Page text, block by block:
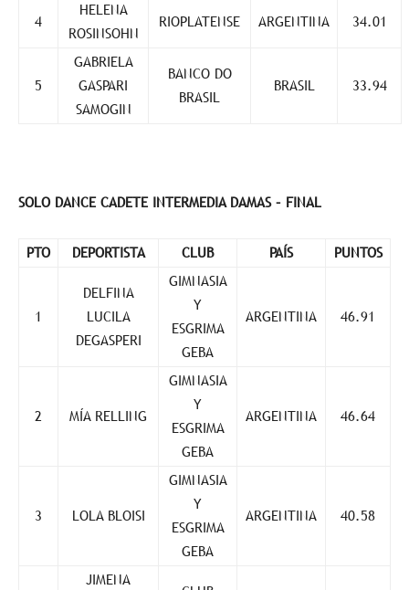
4
HELENA
ROSINSOHN
RIOPLATENSE ARGENTINA 34.01
5
GABRIELA
GASPARI
SAMOGIN
BANCO DO
BRASIL
BRASIL 33.94
SOLO DANCE CADETE INTERMEDIA DAMAS – FINAL
PTO DEPORTISTA CLUB PAÍS PUNTOS
1
DELFINA
LUCILA
DEGASPERI
GIMNASIA
Y
ESGRIMA
GEBA
ARGENTINA 46.91
2 MÍA RELLING
GIMNASIA
Y
ESGRIMA
GEBA
ARGENTINA 46.64
3 LOLA BLOISI
GIMNASIA
Y
ESGRIMA
GEBA
ARGENTINA 40.58
JIMENA